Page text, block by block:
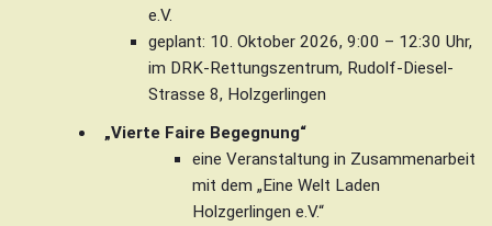
e.V.
geplant: 10. Oktober 2026, 9:00 – 12:30 Uhr,
im DRK-Rettungszentrum, Rudolf-Diesel-
Strasse 8, Holzgerlingen
„Vierte Faire Begegnung“
eine Veranstaltung in Zusammenarbeit
mit dem „Eine Welt Laden
Holzgerlingen e.V.“